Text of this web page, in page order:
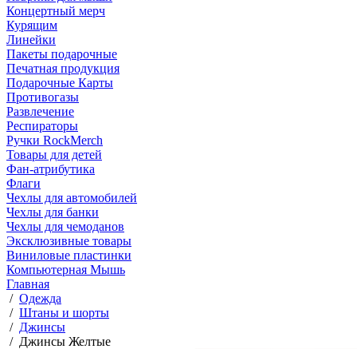
Концертный мерч
Курящим
Линейки
Пакеты подарочные
Печатная продукция
Подарочные Карты
Противогазы
Развлечение
Респираторы
Ручки RockMerch
Товары для детей
Фан-атрибутика
Флаги
Чехлы для автомобилей
Чехлы для банки
Чехлы для чемоданов
Эксклюзивные товары
Виниловые пластинки
Компьютерная Мышь
Главная
/ Одежда
/ Штаны и шорты
/ Джинсы
/ Джинсы Желтые